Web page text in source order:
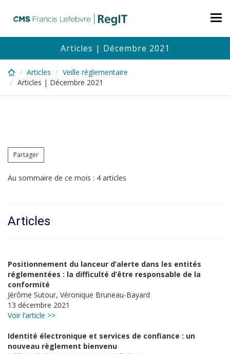
content
Articles | Décembre 2021
Articles
Veille réglementaire
Articles | Décembre 2021
Partager
Au sommaire de ce mois : 4 articles
Articles
Positionnement du lanceur d’alerte dans les entités
réglementées : la difficulté d’être responsable de la
conformité
Jérôme Sutour, Véronique Bruneau-Bayard
13 décembre 2021
Voir l’article >>
Identité électronique et services de confiance : un
nouveau règlement bienvenu